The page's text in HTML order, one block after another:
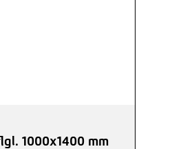
1000x1400 mm